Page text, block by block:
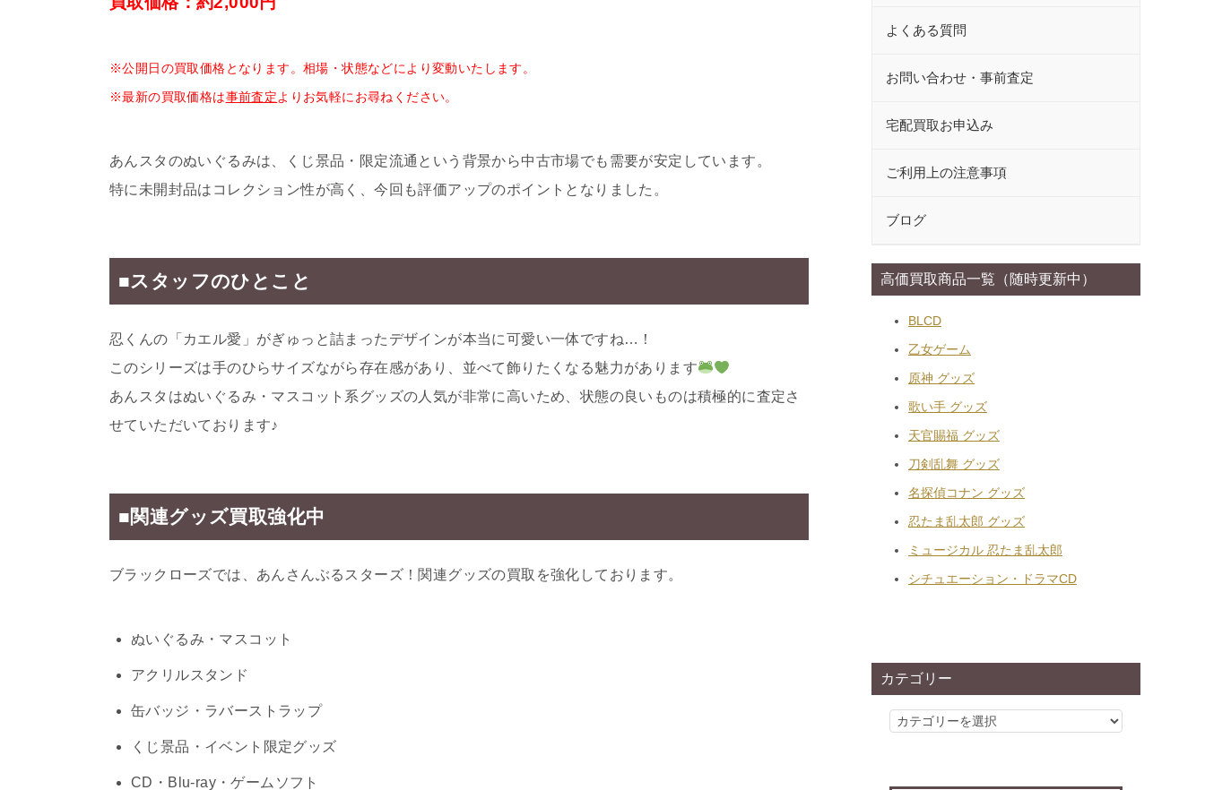
※公開日の買取価格となります。相場・状態などにより変動いたします。
※最新の買取価格は事前査定よりお気軽にお尋ねください。
あんスタのぬいぐるみは、くじ景品・限定流通という背景から中古市場でも需要が安定しています。
特に未開封品はコレクション性が高く、今回も評価アップのポイントとなりました。
■スタッフのひとこと
忍くんの「カエル愛」がぎゅっと詰まったデザインが本当に可愛い一体ですね…！
このシリーズは手のひらサイズながら存在感があり、並べて飾りたくなる魅力があります
あんスタはぬいぐるみ・マスコット系グッズの人気が非常に高いため、状態の良いものは積極的に査定さ
せていただいております♪
■関連グッズ買取強化中
ブラックローズでは、あんさんぶるスターズ！関連グッズの買取を強化しております。
ぬいぐるみ・マスコット
アクリルスタンド
缶バッジ・ラバーストラップ
くじ景品・イベント限定グッズ
CD・Blu-ray・ゲームソフト
よくある質問
お問い合わせ・事前査定
宅配買取お申込み
ご利用上の注意事項
ブログ
高価買取商品一覧（随時更新中）
BLCD
乙女ゲーム
原神 グッズ
歌い手 グッズ
天官賜福 グッズ
刀剣乱舞 グッズ
名探偵コナン グッズ
忍たま乱太郎 グッズ
ミュージカル 忍たま乱太郎
シチュエーション・ドラマCD
カテゴリー
カ
リ